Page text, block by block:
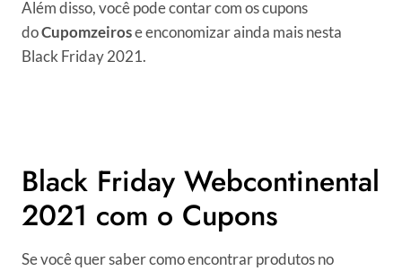
Além disso, você pode contar com os cupons
doCupomzeirose enconomizar ainda mais nesta
Black Friday 2021.
Black Friday Webcontinental
2021 com o Cupons
Se você quer saber como encontrar produtos no